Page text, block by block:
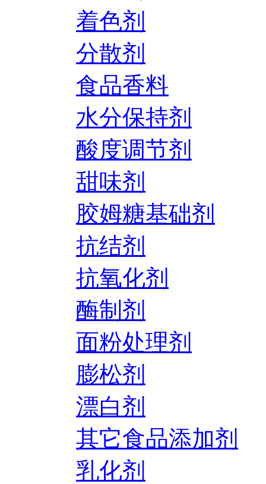
着色剂
分散剂
食品香料
水分保持剂
酸度调节剂
甜味剂
胶姆糖基础剂
抗结剂
抗氧化剂
酶制剂
面粉处理剂
膨松剂
漂白剂
其它食品添加剂
乳化剂